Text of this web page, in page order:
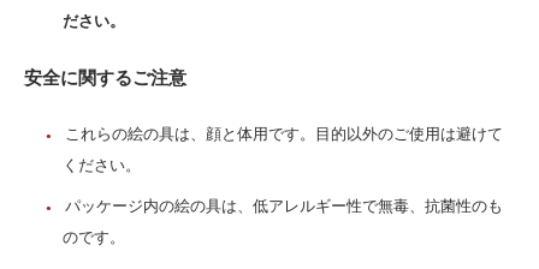
ださい。
安全に関するご注意
これらの絵の具は、顔と体用です。目的以外のご使用は避けて
ください。
パッケージ内の絵の具は、低アレルギー性で無毒、抗菌性のも
のです。